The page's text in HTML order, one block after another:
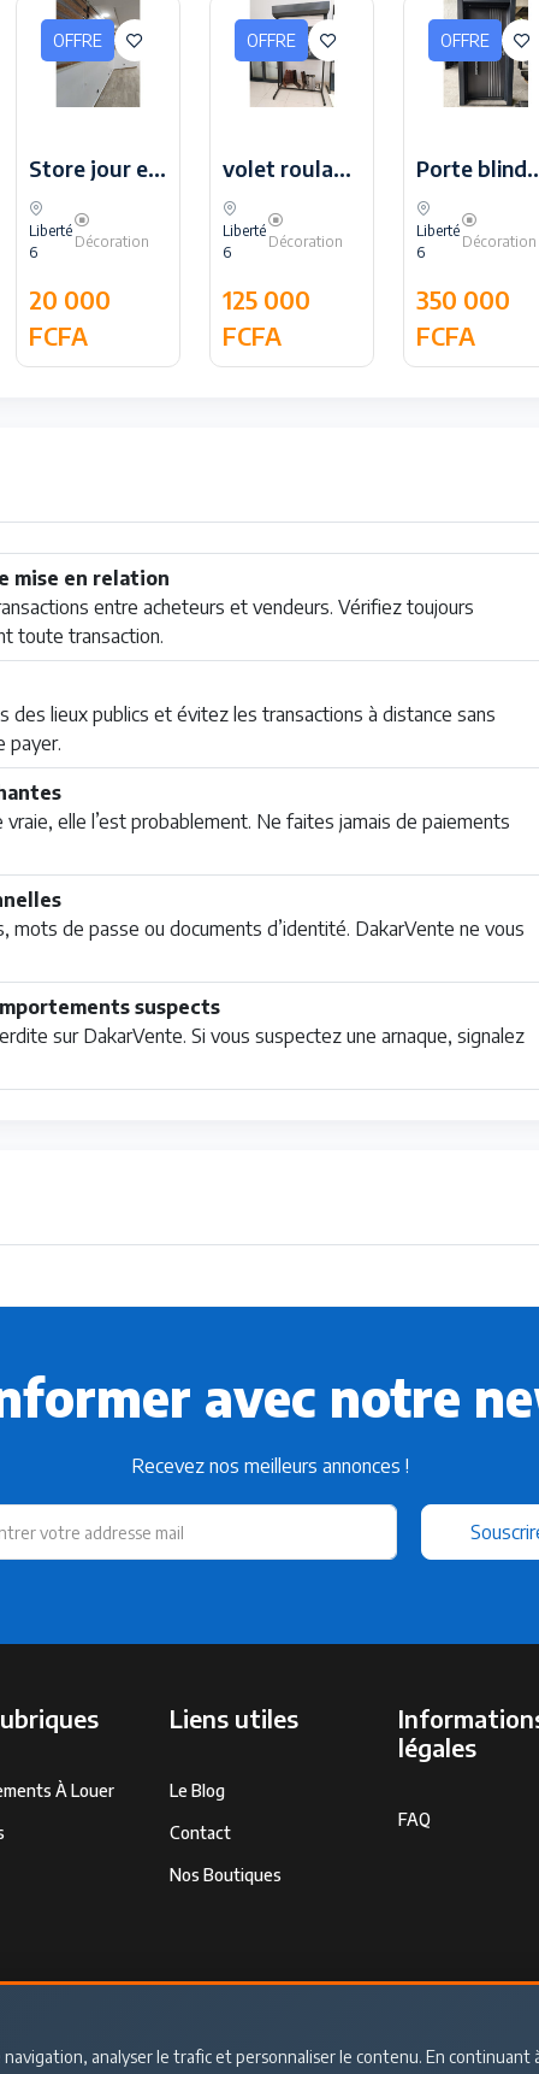
OFFRE
Store jour et nuit
Liberté
6
Décoration
20 000
FCFA
OFFRE
volet roulant aluminium électrique
Liberté
6
Décoration
125 000
FCFA
OFFRE
Porte
Liberté
6
Décoration
350 000
FCFA
mise en relation
entre acheteurs et vendeurs. Vérifiez toujours
toute transaction.
des lieux publics et évitez les transactions à distance sans
payer.
elle l’est probablement. Ne faites jamais de paiements
mots de passe ou documents d’identité. DakarVente ne vous
suspects
sur DakarVente. Si vous suspectez une arnaque, signalez
avec notre
Recevez nos meilleurs annonces !
À Louer
Liens utiles
Le Blog
Contact
Nos Boutiques
légales
FAQ
analyser le trafic et personnaliser le contenu. En continuant